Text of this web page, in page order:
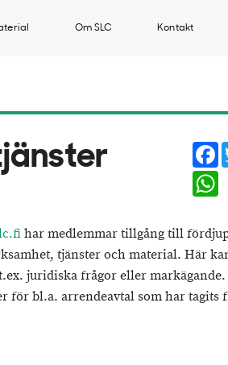
Om SLC Kontakt
har medlemmar tillgång till
tjänster och material. Här
juridiska frågor eller
för bl.a. arrendeavtal som har tagits